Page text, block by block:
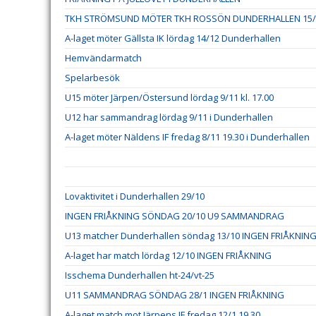
TKH STRÖMSUND MÖTER TKH ROSSÖN DUNDERHALLEN
A-laget möter Gällsta IK lördag 14/12 Dunderhallen
Hemvändarmatch
Spelarbesök
U15 möter Järpen/Östersund lördag 9/11 kl. 17.00
U12 har sammandrag lördag 9/11 i Dunderhallen
A-laget möter Näldens IF fredag 8/11 19.30 i Dunderhallen
Lovaktivitet i Dunderhallen 29/10
INGEN FRIÅKNING SÖNDAG 20/10 U9 SAMMANDRAG
U13 matcher Dunderhallen söndag 13/10 INGEN FRIÅKNING
A-laget har match lördag 12/10 INGEN FRIÅKNING
Isschema Dunderhallen ht-24/vt-25
U11 SAMMANDRAG SÖNDAG 28/1 INGEN FRIÅKNING